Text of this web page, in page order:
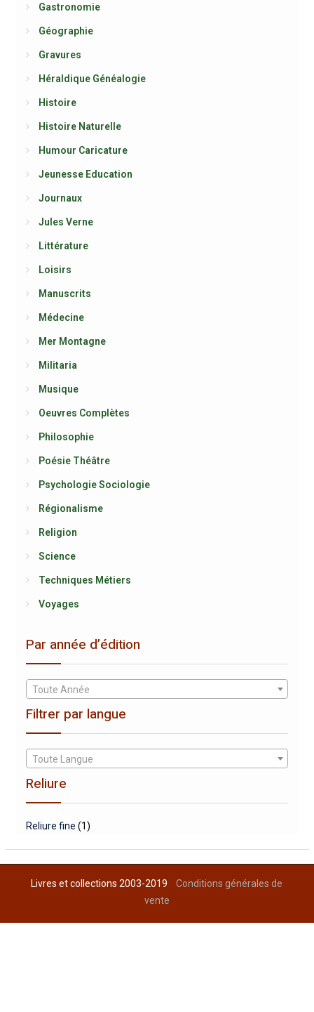
Gastronomie
Géographie
Gravures
Héraldique Généalogie
Histoire
Histoire Naturelle
Humour Caricature
Jeunesse Education
Journaux
Jules Verne
Littérature
Loisirs
Manuscrits
Médecine
Mer Montagne
Militaria
Musique
Oeuvres Complètes
Philosophie
Poésie Théâtre
Psychologie Sociologie
Régionalisme
Religion
Science
Techniques Métiers
Voyages
Par année d’édition
Toute Année
Filtrer par langue
Toute Langue
Reliure
Reliure fine (1)
Livres et collections 2003-2019Conditions générales de
vente